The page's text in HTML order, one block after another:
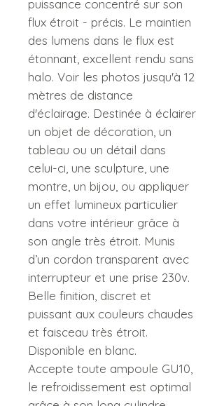
puissance concentré sur son
flux étroit - précis. Le maintien
des lumens dans le flux est
étonnant, excellent rendu sans
halo. Voir les photos jusqu'à 12
mètres de distance
d'éclairage. Destinée à éclairer
un objet de décoration, un
tableau ou un détail dans
celui-ci, une sculpture, une
montre, un bijou, ou appliquer
un effet lumineux particulier
dans votre intérieur grâce à
son angle très étroit. Munis
d’un cordon transparent avec
interrupteur et une prise 230v.
Belle finition, discret et
puissant aux couleurs chaudes
et faisceau très étroit.
Disponible en blanc.
Accepte toute ampoule GU10,
le refroidissement est optimal